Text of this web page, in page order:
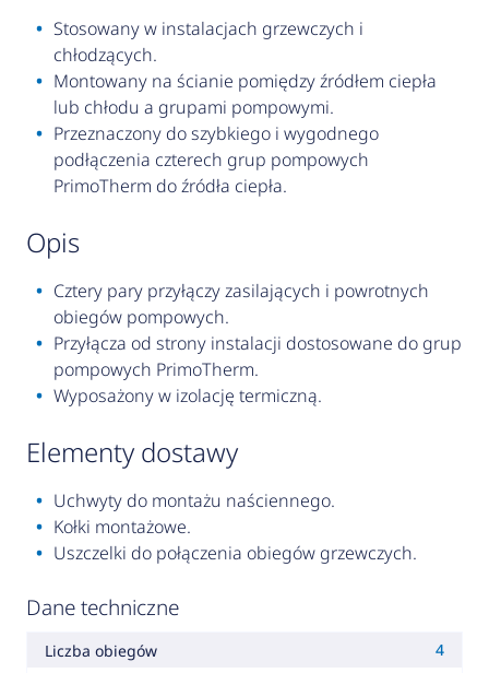
Stosowany w instalacjach grzewczych i
chłodzących.
Montowany na ścianie pomiędzy źródłem ciepła
lub chłodu a grupami pompowymi.
Przeznaczony do szybkiego i wygodnego
podłączenia czterech grup pompowych
PrimoTherm do źródła ciepła.
opis
Cztery pary przyłączy zasilających i powrotnych
obiegów pompowych.
Przyłącza od strony instalacji dostosowane do grup
pompowych PrimoTherm.
Wyposażony w izolację termiczną.
elementy dostawy
Uchwyty do montażu naściennego.
Kołki montażowe.
Uszczelki do połączenia obiegów grzewczych.
Dane techniczne
Liczba obiegów
4